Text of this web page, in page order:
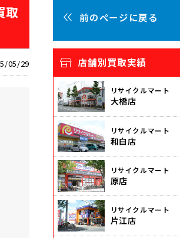
取
05/29
前のページに戻る
店舗別買取実績
リサイクルマート
大橋店
リサイクルマート
和白店
リサイクルマート
原店
リサイクルマート
片江店